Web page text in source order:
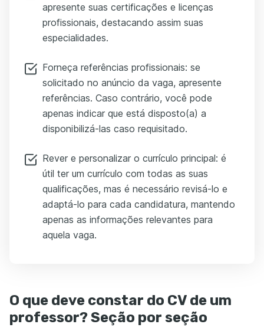
apresente suas certificações e licenças
profissionais, destacando assim suas
especialidades.
Forneça referências profissionais: se
solicitado no anúncio da vaga, apresente
referências. Caso contrário, você pode
apenas indicar que está disposto(a) a
disponibilizá-las caso requisitado.
Rever e personalizar o currículo principal: é
útil ter um currículo com todas as suas
qualificações, mas é necessário revisá-lo e
adaptá-lo para cada candidatura, mantendo
apenas as informações relevantes para
aquela vaga.
O que deve constar do CV de um
professor? Seção por seção